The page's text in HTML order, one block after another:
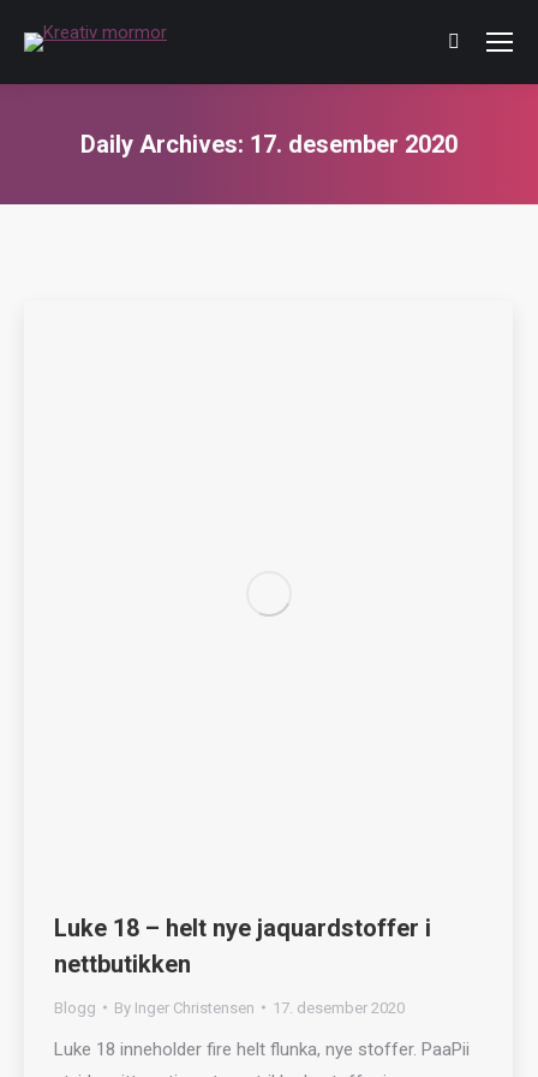
Daily Archives: 17. desember 2020
Luke 18 – helt nye jaquardstoffer i
nettbutikken
Blogg By Inger Christensen 17. desember 2020
Luke 18 inneholder fire helt flunka, nye stoffer. PaaPii